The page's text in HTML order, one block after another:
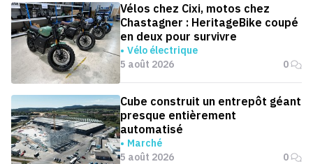
Vélos chez Cixi, motos chez
Chastagner : HeritageBike coupé
en deux pour survivre
Vélo électrique
5 août 2026
0
Cube construit un entrepôt géant
presque entièrement
automatisé
Marché
5 août 2026
0